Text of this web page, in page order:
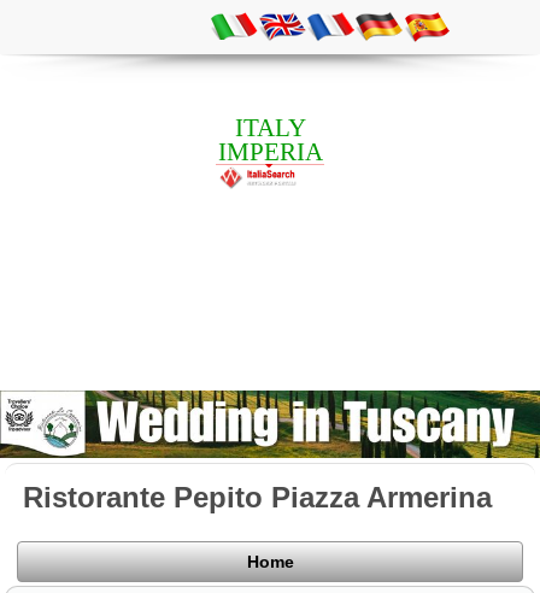
ITALY
IMPERIA
Ristorante Pepito Piazza Armerina
Home